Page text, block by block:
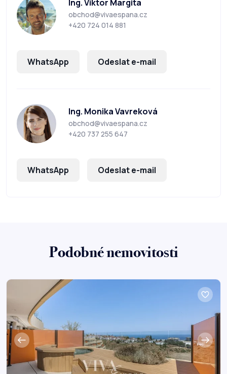
Ing. Viktor Margita
obchod@vivaespana.cz
+420 724 014 881
WhatsApp Odeslat e-mail
Ing. Monika Vavreková
obchod@vivaespana.cz
+420 737 255 647
WhatsApp Odeslat e-mail
Podobné nemovitosti